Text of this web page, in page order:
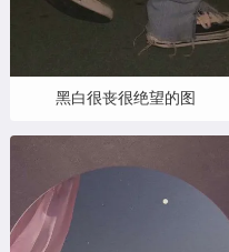
黑白很丧很绝望的图